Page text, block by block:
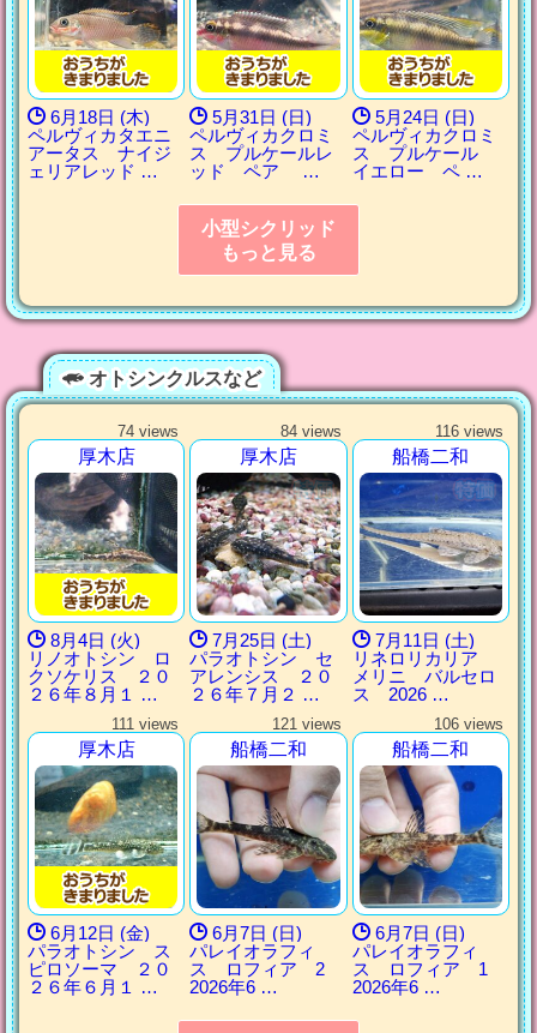
6月18日 (木)
ペルヴィカタエニ
アータス ナイジ
ェリアレッド …
5月31日 (日)
ペルヴィカクロミ
ス プルケールレ
ッド ペア …
5月24日 (日)
ペルヴィカクロミ
ス プルケール
イエロー ペ …
小型シクリッド
もっと見る
オトシンクルスなど
74 views
厚木店
8月4日 (火)
リノオトシン ロ
クソケリス ２０
２６年８月１ …
84 views
厚木店
7月25日 (土)
パラオトシン セ
アレンシス ２０
２６年７月２ …
116 views
船橋二和
7月11日 (土)
リネロリカリア
メリニ バルセロ
ス 2026 …
111 views
厚木店
6月12日 (金)
パラオトシン ス
ピロソーマ ２０
２６年６月１ …
121 views
船橋二和
6月7日 (日)
パレイオラフィ
ス ロフィア 2
2026年6 …
106 views
船橋二和
6月7日 (日)
パレイオラフィ
ス ロフィア 1
2026年6 …